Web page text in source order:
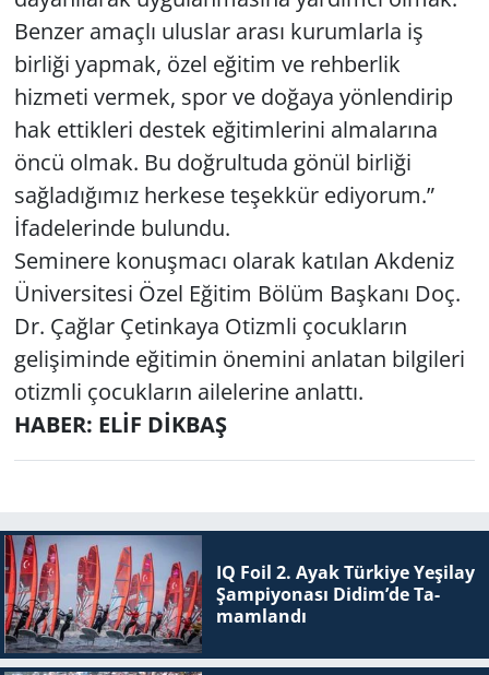
Benzer amaçlı uluslar arası kurumlarla iş
birliği yapmak, özel eğitim ve rehberlik
hizmeti vermek, spor ve doğaya yönlendirip
hak ettikleri destek eğitimlerini almalarına
öncü olmak. Bu doğrultuda gönül birliği
sağladığımız herkese teşekkür ediyorum.”
İfadelerinde bulundu.
Seminere konuşmacı olarak katılan Akdeniz
Üniversitesi Özel Eğitim Bölüm Başkanı Doç.
Dr. Çağlar Çetinkaya Otizmli çocukların
gelişiminde eğitimin önemini anlatan bilgileri
otizmli çocukların ailelerine anlattı.
HABER: ELİF DİKBAŞ
IQ Foil 2. Ayak Tür­ki­ye Ye­şi­lay
Şam­pi­yo­na­sı Didim’de Ta­
mam­lan­dı